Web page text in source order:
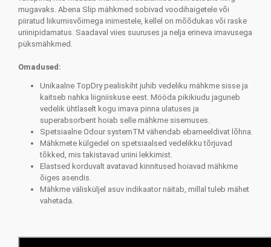
mugavaks. Abena Slip mähkmed sobivad voodihaigetele või
piiratud liikumisvõimega inimestele, kellel on mõõdukas või raske
uriinipidamatus. Saadaval viies suuruses ja nelja erineva imavusega
püksmähkmed.
Omadused:
Unikaalne TopDry pealiskiht juhib vedeliku mähkme sisse ja
kaitseb nahka liigniiskuse eest. Mööda pikikiudu jaguneb
vedelik ühtlaselt kogu imava pinna ulatuses ja
superabsorbent hoiab selle mähkme sisemuses.
Spetsiaalne Odour systemTM vähendab ebameeldivat lõhna.
Mähkmete külgedel on spetsiaalsed vedelikku tõrjuvad
tõkked, mis takistavad uriini lekkimist.
Elastsed korduvalt avatavad kinnitused hoiavad mähkme
õiges asendis.
Mähkme välisküljel asuv indikaator näitab, millal tuleb mähet
vahetada.